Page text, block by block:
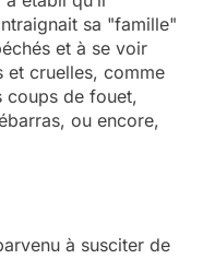
sa "famille"
et à se voir
et cruelles, comme
coups de fouet,
ou encore,
à susciter de